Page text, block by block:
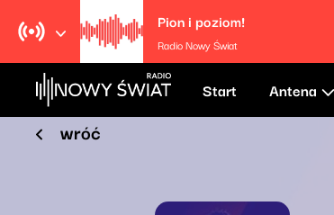
Pion i poziom!
Radio Nowy Świat
Start Antena
wróć